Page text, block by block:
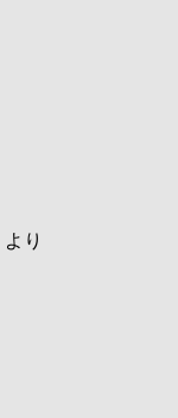
より